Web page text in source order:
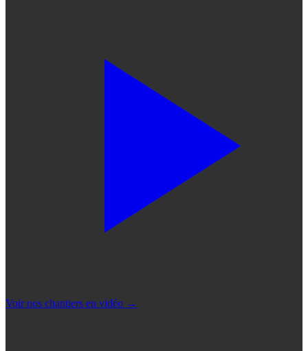
Voir nos chantiers en vidéo →